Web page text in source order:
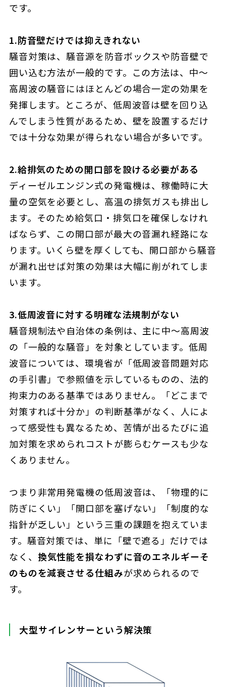
です。
1.防音壁だけでは抑えきれない
騒音対策は、騒音源を防音ボックスや防音壁で
囲い込む方法が一般的です。この方法は、中〜
高周波の騒音にはほとんどの場合一定の効果を
発揮します。ところが、低周波音は壁を回り込
んでしまう性質があるため、壁を設置するだけ
では十分な効果が得られない場合が多いです。
2.給排気のための開口部を設ける必要がある
ディーゼルエンジン式の発電機は、稼働時に大
量の空気を必要とし、高温の排気ガスも排出し
ます。そのため給気口・排気口を確保しなけれ
ばならず、この開口部が最大の音漏れ経路にな
ります。いくら壁を厚くしても、開口部から騒音
が漏れ出せば対策の効果は大幅に削がれてしま
います。
3.低周波音に対する明確な法規制がない
騒音規制法や自治体の条例は、主に中〜高周波
の「一般的な騒音」を対象としています。低周
波音については、環境省が「低周波音問題対応
の手引書」で参照値を示しているものの、法的
拘束力のある基準ではありません。「どこまで
対策すれば十分か」の判断基準がなく、人によ
って感受性も異なるため、苦情が出るたびに追
加対策を求められコストが膨らむケースも少な
くありません。
つまり非常用発電機の低周波音は、「物理的に
防ぎにくい」「開口部を塞げない」「制度的な
指針が乏しい」という三重の課題を抱えていま
す。騒音対策では、単に「壁で遮る」だけでは
なく、 換気性能を損なわずに音のエネルギーそ
のものを減衰させる仕組みが求められるので
す。
大型サイレンサーという解決策